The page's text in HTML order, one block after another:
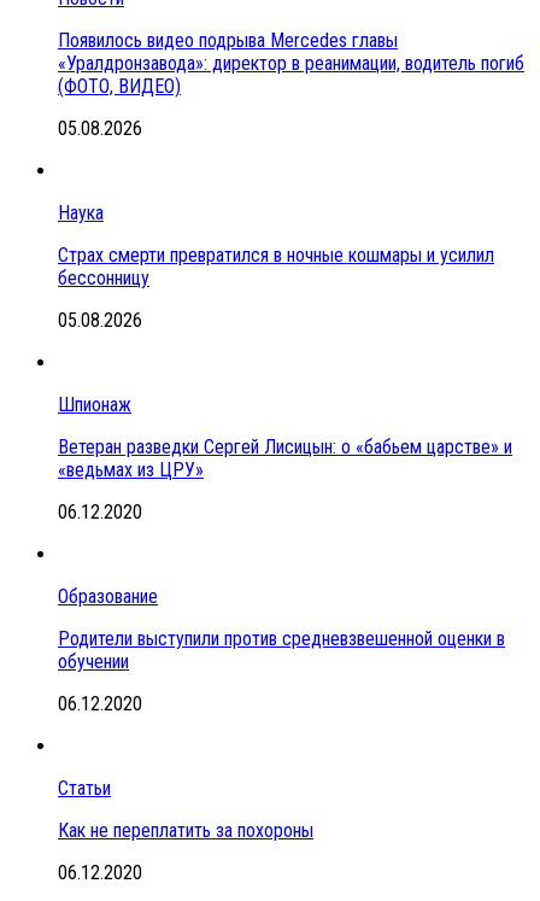
Появилось видео подрыва Mercedes главы
«Уралдронзавода»: директор в реанимации, водитель погиб
(ФОТО, ВИДЕО)
05.08.2026
Наука
Страх смерти превратился в ночные кошмары и усилил
бессонницу
05.08.2026
Шпионаж
Ветеран разведки Сергей Лисицын: о «бабьем царстве» и
«ведьмах из ЦРУ»
06.12.2020
Образование
Родители выступили против средневзвешенной оценки в
обучении
06.12.2020
Статьи
Как не переплатить за похороны
06.12.2020